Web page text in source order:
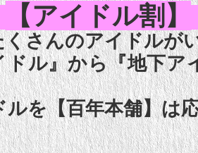
【アイドル割】
くさんのアイドルが
ドル』から『地下ア
を【百年本舗】は